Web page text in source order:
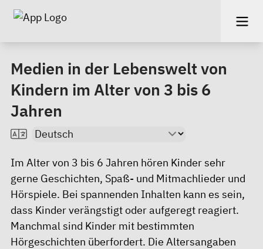
Medien in der Lebenswelt von
Kindern im Alter von 3 bis 6
Jahren
Im Alter von 3 bis 6 Jahren hören Kinder sehr
gerne Geschichten, Spaß- und Mitmachlieder und
Hörspiele. Bei spannenden Inhalten kann es sein,
dass Kinder verängstigt oder aufgeregt reagiert.
Manchmal sind Kinder mit bestimmten
Hörgeschichten überfordert. Die Altersangaben